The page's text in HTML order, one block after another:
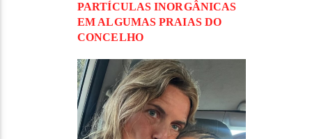
PARTÍCULAS INORGÂNICAS
EM ALGUMAS PRAIAS DO
CONCELHO